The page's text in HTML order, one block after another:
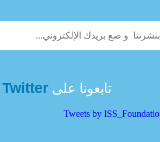
تابعونا علىTwitter
Tweets by